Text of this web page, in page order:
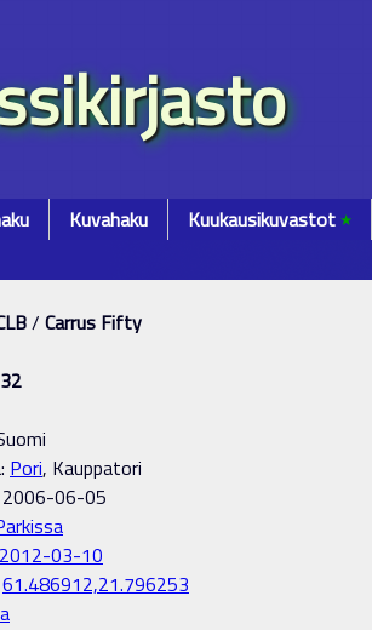
Kuvahaku Kuukausikuvastot٭
/ Carrus Fifty
Pori, Kauppatori
2006-06-05
2012-03-10
61.486912,21.796253